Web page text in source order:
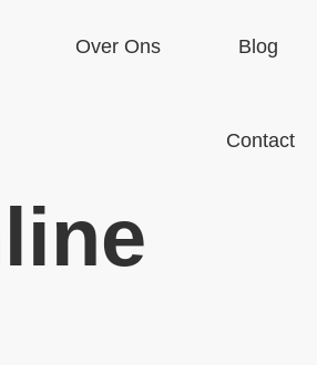
Over Ons Blog
Contact